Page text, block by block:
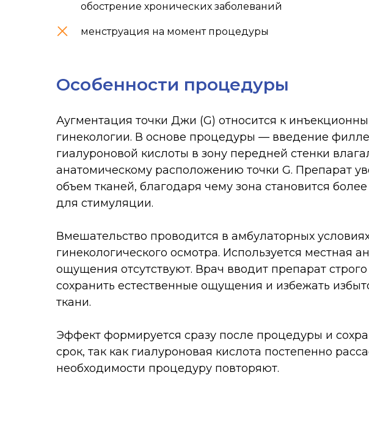
обострение хронических заболеваний
менструация на момент процедуры
Особенности процедуры
Аугментация точки Джи (G) относится к
гинекологии. В основе процедуры — введение
гиалуроновой кислоты в зону передней стенки
анатомическому расположению точки G. Препарат
объем тканей, благодаря чему зона становится
для стимуляции.
Вмешательство проводится в амбулаторных
гинекологического осмотра. Используется местная
ощущения отсутствуют. Врач вводит препарат
сохранить естественные ощущения и избежать
ткани.
Эффект формируется сразу после процедуры и
срок, так как гиалуроновая кислота постепенно
необходимости процедуру повторяют.